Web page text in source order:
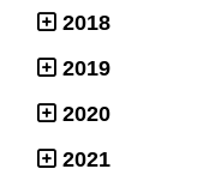
2018
2019
2020
2021